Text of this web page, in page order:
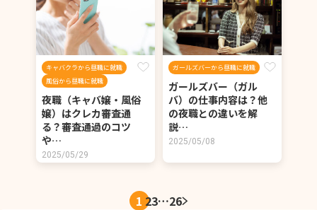
キャバクラから昼職に就職
風俗から昼職に就職
夜職（キャバ嬢・風俗
嬢）はクレカ審査通
る？審査通過のコツ
や…
2025/05/29
ガールズバーから昼職に就職
ガールズバー（ガル
バ）の仕事内容は？他
の夜職との違いを解
説…
2025/05/08
1 23…26